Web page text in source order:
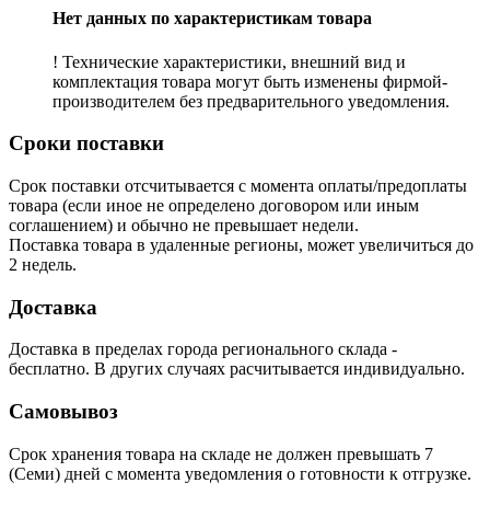
Нет данных по характеристикам товара
! Технические характеристики, внешний вид и
комплектация товара могут быть изменены фирмой-
производителем без предварительного уведомления.
Сроки поставки
Срок поставки отсчитывается с момента оплаты/предоплаты
товара (если иное не определено договором или иным
соглашением) и обычно не превышает недели.
Поставка товара в удаленные регионы, может увеличиться до
2 недель.
Доставка
Доставка в пределах города регионального склада -
бесплатно. В других случаях расчитывается индивидуально.
Самовывоз
Срок хранения товара на складе не должен превышать 7
(Семи) дней с момента уведомления о готовности к отгрузке.